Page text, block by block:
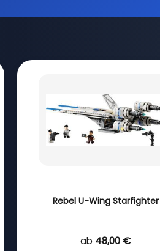
Rebel U-Wing Starfighter
ab 48,00 €